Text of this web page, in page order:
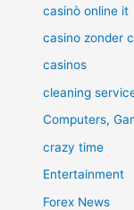
casinò online it
casino zonder
casinos
cleaning
Computers,
crazy time
Entertainment
Forex News